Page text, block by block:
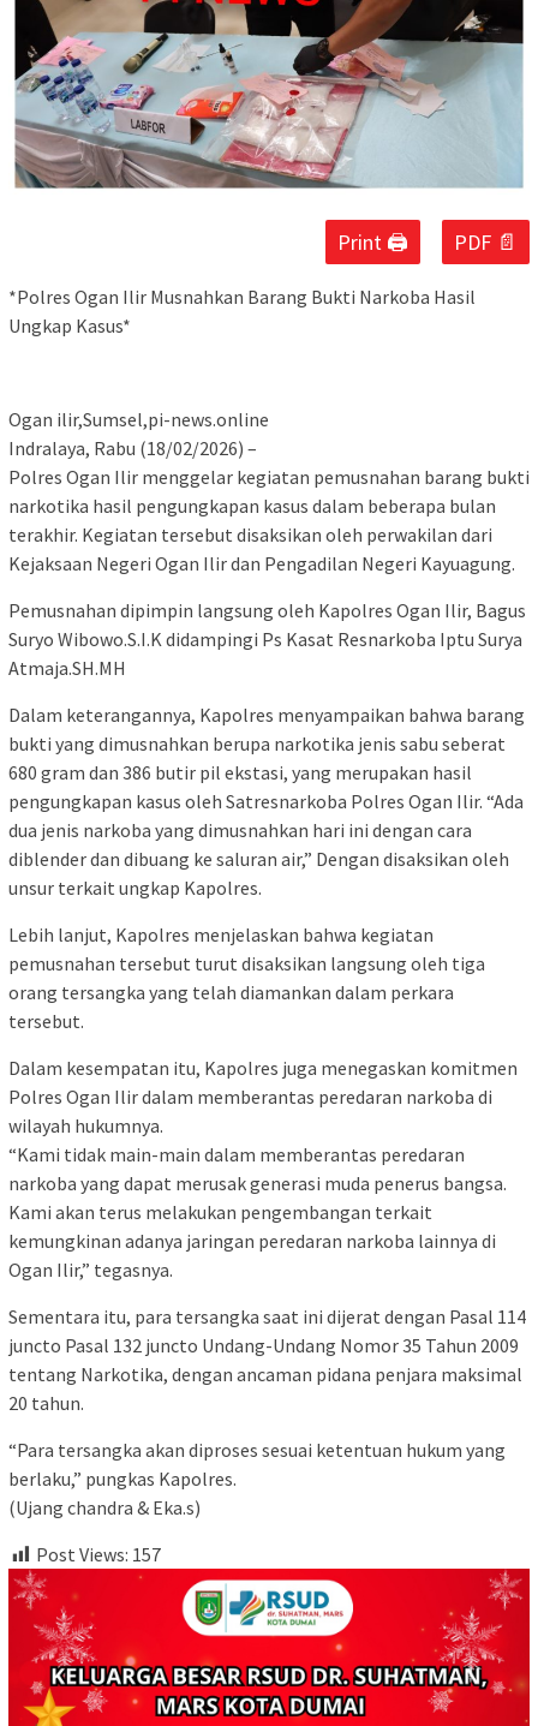
Print 🖨 PDF 📄
*Polres Ogan Ilir Musnahkan Barang Bukti Narkoba Hasil
Ungkap Kasus*
Ogan ilir,Sumsel,pi-news.online
Indralaya, Rabu (18/02/2026) –
Polres Ogan Ilir menggelar kegiatan pemusnahan barang bukti
narkotika hasil pengungkapan kasus dalam beberapa bulan
terakhir. Kegiatan tersebut disaksikan oleh perwakilan dari
Kejaksaan Negeri Ogan Ilir dan Pengadilan Negeri Kayuagung.
Pemusnahan dipimpin langsung oleh Kapolres Ogan Ilir, Bagus
Suryo Wibowo.S.I.K didampingi Ps Kasat Resnarkoba Iptu Surya
Atmaja.SH.MH
Dalam keterangannya, Kapolres menyampaikan bahwa barang
bukti yang dimusnahkan berupa narkotika jenis sabu seberat
680 gram dan 386 butir pil ekstasi, yang merupakan hasil
pengungkapan kasus oleh Satresnarkoba Polres Ogan Ilir. “Ada
dua jenis narkoba yang dimusnahkan hari ini dengan cara
diblender dan dibuang ke saluran air,” Dengan disaksikan oleh
unsur terkait ungkap Kapolres.
Lebih lanjut, Kapolres menjelaskan bahwa kegiatan
pemusnahan tersebut turut disaksikan langsung oleh tiga
orang tersangka yang telah diamankan dalam perkara
tersebut.
Dalam kesempatan itu, Kapolres juga menegaskan komitmen
Polres Ogan Ilir dalam memberantas peredaran narkoba di
wilayah hukumnya.
“Kami tidak main-main dalam memberantas peredaran
narkoba yang dapat merusak generasi muda penerus bangsa.
Kami akan terus melakukan pengembangan terkait
kemungkinan adanya jaringan peredaran narkoba lainnya di
Ogan Ilir,” tegasnya.
Sementara itu, para tersangka saat ini dijerat dengan Pasal 114
juncto Pasal 132 juncto Undang-Undang Nomor 35 Tahun 2009
tentang Narkotika, dengan ancaman pidana penjara maksimal
20 tahun.
“Para tersangka akan diproses sesuai ketentuan hukum yang
berlaku,” pungkas Kapolres.
(Ujang chandra & Eka.s)
Post Views: 157